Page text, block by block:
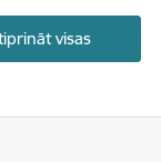
visas